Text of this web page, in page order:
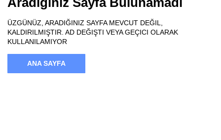
ÜZGÜNÜZ, ARADIĞINIZ SAYFA MEVCUT DEĞIL,
KALDIRILMIŞTIR. AD DEĞIŞTI VEYA GEÇICI OLARAK
KULLANILAMIYOR
ANA SAYFA